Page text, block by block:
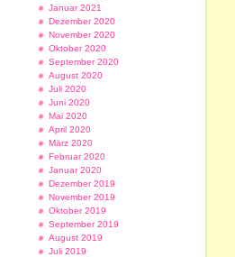
Januar 2021
Dezember 2020
November 2020
Oktober 2020
September 2020
August 2020
Juli 2020
Juni 2020
Mai 2020
April 2020
März 2020
Februar 2020
Januar 2020
Dezember 2019
November 2019
Oktober 2019
September 2019
August 2019
Juli 2019